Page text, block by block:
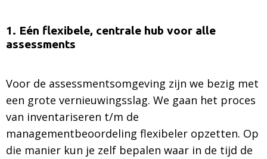
1. Eén flexibele, centrale hub voor alle
assessments
Voor de assessmentsomgeving zijn we bezig met
een grote vernieuwingsslag. We gaan het proces
van inventariseren t/m de
managementbeoordeling flexibeler opzetten. Op
die manier kun je zelf bepalen waar in de tijd de